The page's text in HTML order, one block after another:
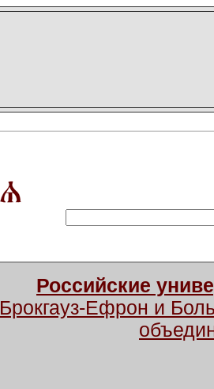
Российские
Брокгауз-Ефрон и